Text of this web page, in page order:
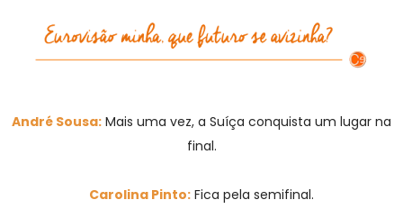
André Sousa: Mais uma vez, a Suíça conquista um lugar na
final.
Carolina Pinto: Fica pela semifinal.